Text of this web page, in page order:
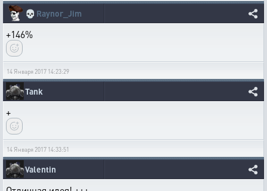
💀 Raynor_Jim
+146%
14 Января 2017 14:23:29
Tank
+
14 Января 2017 14:33:51
Valentin